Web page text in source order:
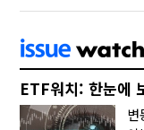
ETF워치: 한눈에